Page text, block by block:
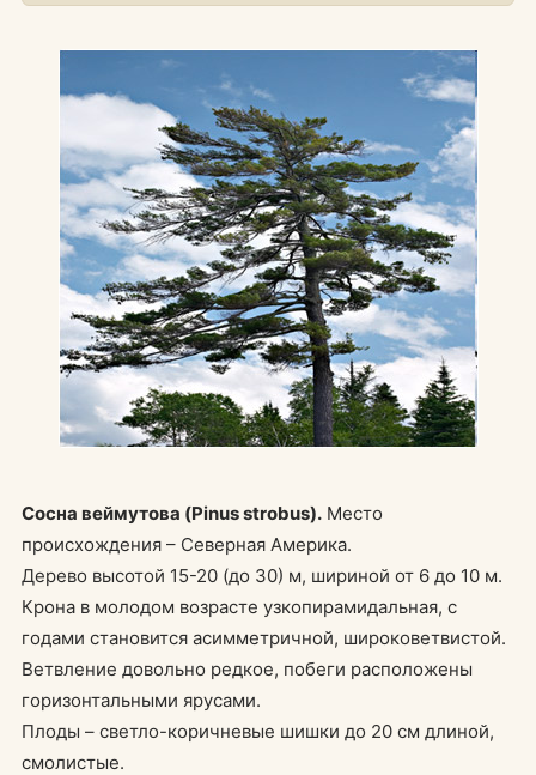
Сосна веймутова (Pinus strobus). Место
происхождения – Северная Америка.
Дерево высотой 15-20 (до 30) м, шириной от 6 до 10 м.
Крона в молодом возрасте узкопирамидальная, с
годами становится асимметричной, широковетвистой.
Ветвление довольно редкое, побеги расположены
горизонтальными ярусами.
Плоды – светло-коричневые шишки до 20 см длиной,
смолистые.